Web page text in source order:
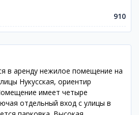
910
в аренду нежилое помещение на
Нукусская, ориентир
имеет четыре
отдельный вход с улицы в